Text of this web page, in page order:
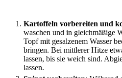
Kartoffeln vorbereiten und
waschen und in gleichmäßige
Topf mit gesalzenem Wasser
bringen. Bei mittlerer Hitze
lassen, bis sie weich sind.
lassen.